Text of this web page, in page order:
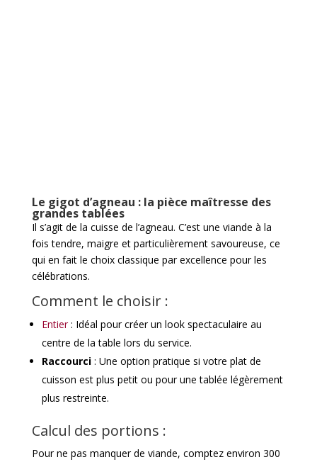
Le gigot d’agneau : la pièce maîtresse des
grandes tablées
Il s’agit de la cuisse de l’agneau. C’est une viande à la
fois tendre, maigre et particulièrement savoureuse, ce
qui en fait le choix classique par excellence pour les
célébrations.
Comment le choisir :
Entier: Idéal pour créer un look spectaculaire au
centre de la table lors du service.
Raccourci: Une option pratique si votre plat de
cuisson est plus petit ou pour une tablée légèrement
plus restreinte.
Calcul des portions :
Pour ne pas manquer de viande, comptez environ 300